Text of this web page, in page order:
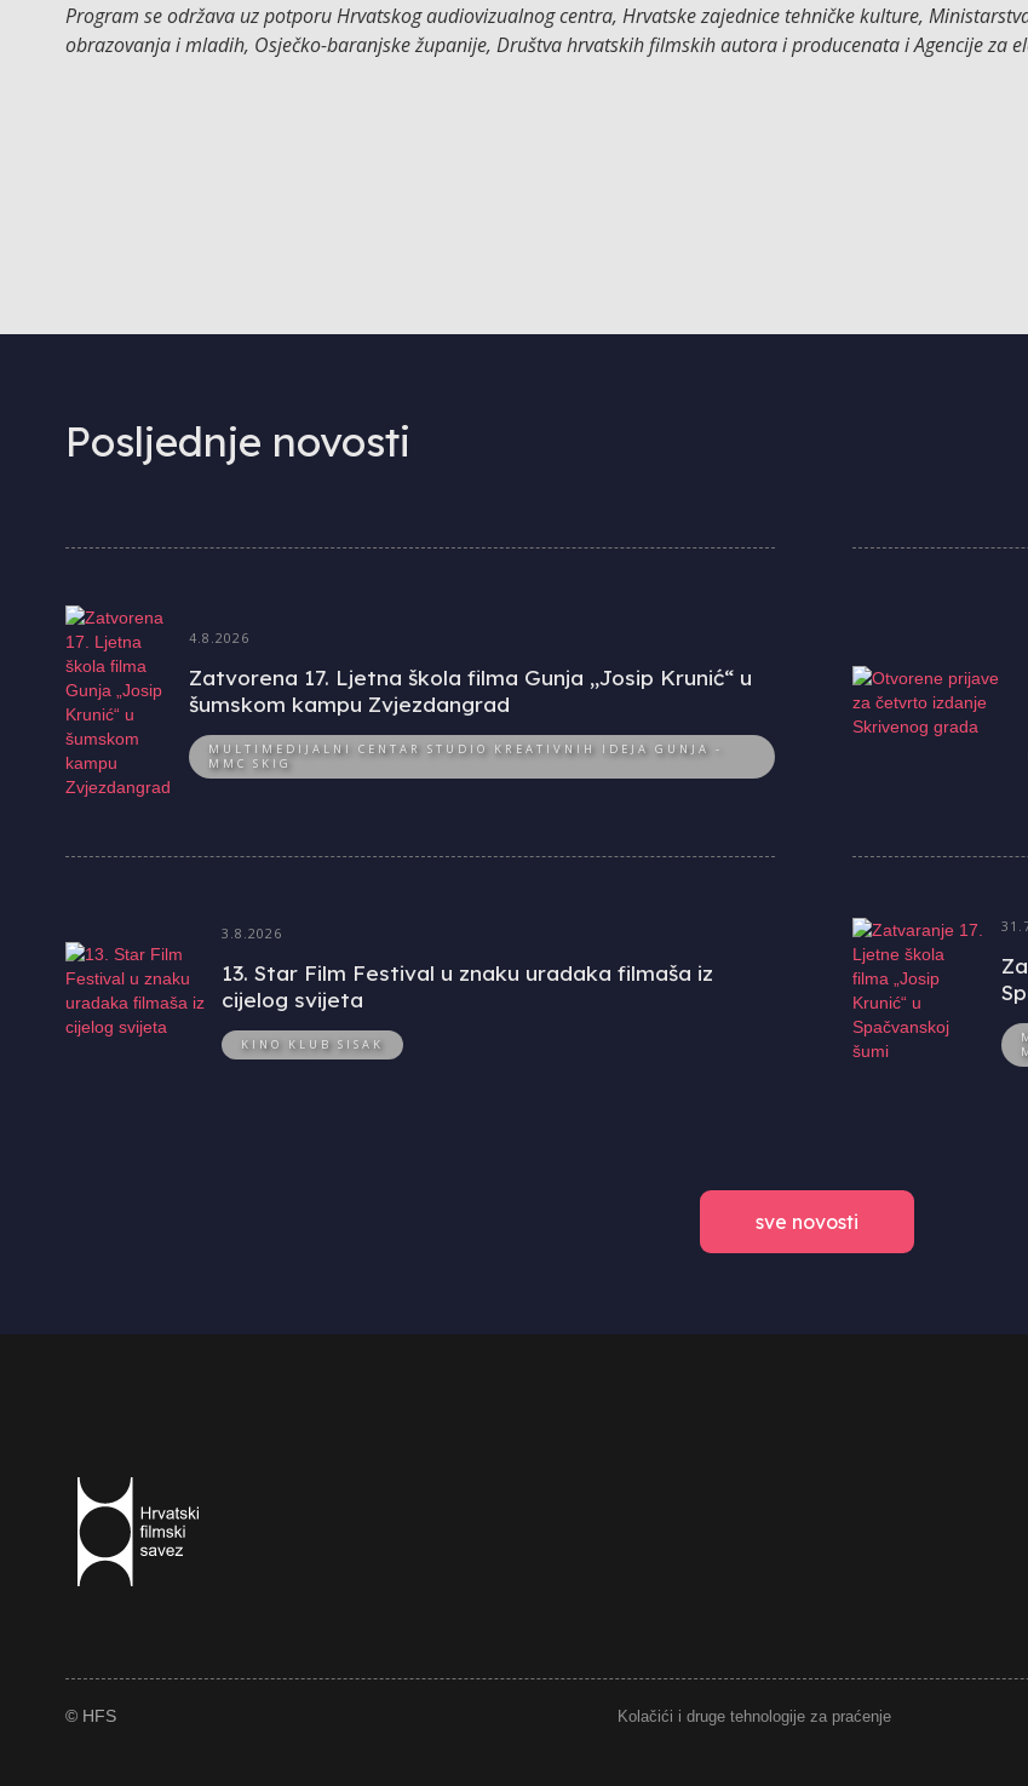
Program se održava uz potporu Hrvatskog audiovizualnog centra, Hrvatske zajednice tehničke kulture,
obrazovanja i mladih, Osječko-baranjske županije, Društva hrvatskih filmskih autora i producenata i Agencije za
Posljednje novosti
4.8.2026
Zatvorena 17. Ljetna škola filma Gunja „Josip Krunić“ u
šumskom kampu Zvjezdangrad
MULTIMEDIJALNI CENTAR STUDIO KREATIVNIH IDEJA GUNJA -
MMC SKIG
3.8.2026
13. Star Film Festival u znaku uradaka filmaša iz
cijelog svijeta
KINO KLUB SISAK
sve novosti
© HFS Kolačići i druge tehnologije za praćenje